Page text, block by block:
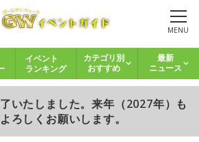
MENU
イベント
ランキング
カテゴリ別
おすすめ
最新
ニュース
いたしました。来年（2027年）も
ろしくお願いします。